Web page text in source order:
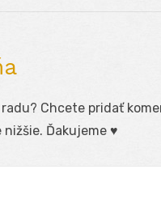
Chcete pridať
Ďakujeme ♥